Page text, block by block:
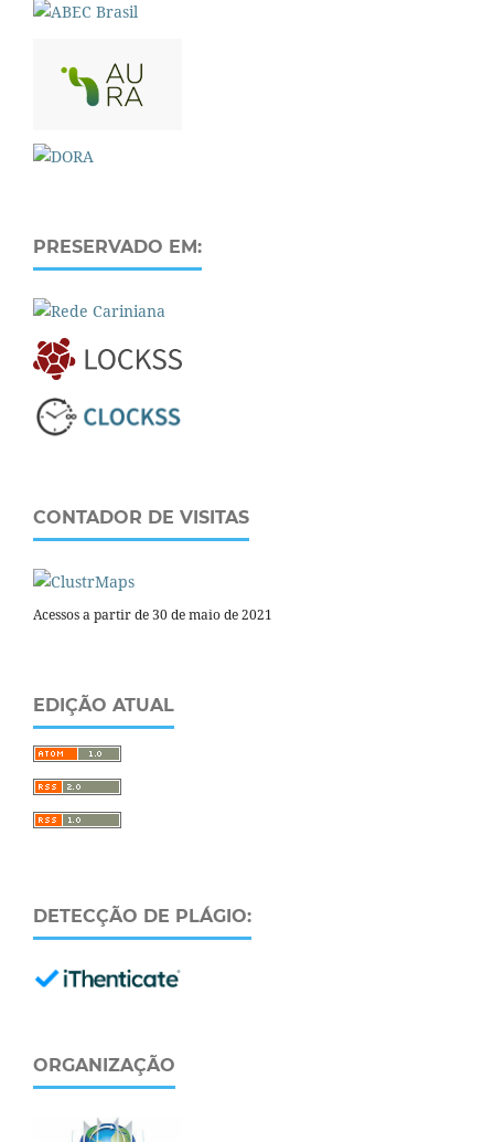
PRESERVADO EM:
CONTADOR DE VISITAS
Acessos a partir de 30 de maio de 2021
EDIÇÃO ATUAL
DETECÇÃO DE PLÁGIO:
ORGANIZAÇÃO